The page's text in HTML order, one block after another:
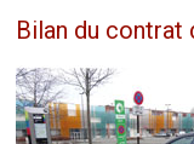
Bilan du contrat